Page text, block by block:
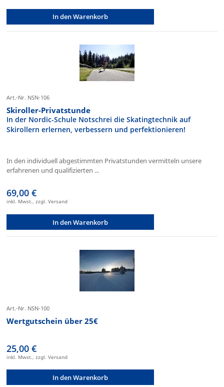
In den Warenkorb
Art.-Nr. NSN-106
Skiroller-Privatstunde
In der Nordic-Schule Notschrei die Skatingtechnik auf
Skirollern erlernen, verbessern und perfektionieren!
In den individuell abgestimmten Privatstunden vermitteln unsere
erfahrenen und qualifizierten ...
69,00 €
inkl. Mwst., zzgl. Versand
In den Warenkorb
Art.-Nr. NSN-100
Wertgutschein über 25€
25,00 €
inkl. Mwst., zzgl. Versand
In den Warenkorb